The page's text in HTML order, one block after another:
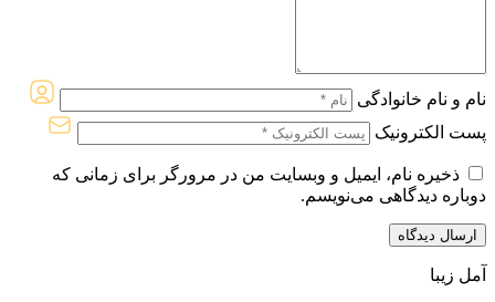
نام و نام خانوادگی
پست الکترونیک
ذخیره نام، ایمیل و وبسایت من در مرورگر برای زمانی که
دوباره دیدگاهی می‌نویسم.
آمل زیبا